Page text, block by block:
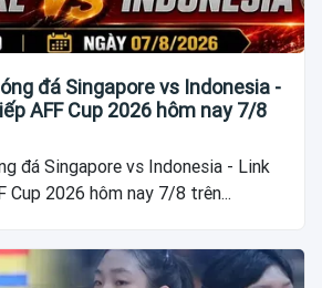
đá Singapore vs Indonesia -
AFF Cup 2026 hôm nay 7/8
đá Singapore vs Indonesia - Link
Cup 2026 hôm nay 7/8 trên...